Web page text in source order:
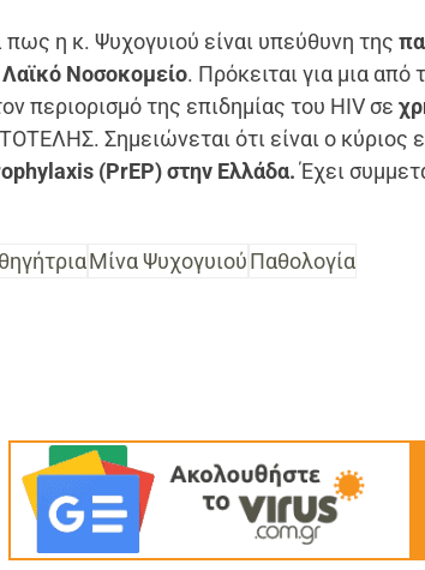
πως η κ. Ψυχογυιού είναι υπεύθυνη της
Νοσοκομείο. Πρόκειται για μια
περιορισμό της επιδημίας του HIV σε
Σημειώνεται ότι είναι ο κύριος
(PrEP) στην Ελλάδα.Έχει
Μίνα ΨυχογυιούΠαθολογία